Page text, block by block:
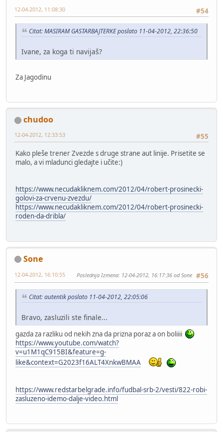
#54
12-04-2012, 11:08:30
Citat: MASIRAM GASTARBAJTERKE poslato 11-04-2012, 22:36:50
Ivane, za koga ti navijaš?
Za Jagodinu
chudoo
#55
12-04-2012, 12:33:53
Kako pleše trener Zvezde s druge strane aut linije. Prisetite se
malo, a vi mladunci gledajte i učite:)
https://www.necudakliknem.com/2012/04/robert-prosinecki-
golovi-za-crvenu-zvezdu/
https://www.necudakliknem.com/2012/04/robert-prosinecki-
roden-da-dribla/
Sone
#56
12-04-2012, 16:10:55 Poslednja Izmena: 12-04-2012, 16:17:36 od Sone
Citat: autentik poslato 11-04-2012, 22:05:06
Bravo, zasluzili ste finale...
gazda za razliku od nekih zna da prizna poraz a on boliiii
https://www.youtube.com/watch?
v=u1M1qC915BI&feature=g-
like&context=G2023f16ALT4XnkwBMAA
https://www.redstarbelgrade.info/fudbal-srb-2/vesti/822-robi-
zasluzeno-idemo-dalje-video.html